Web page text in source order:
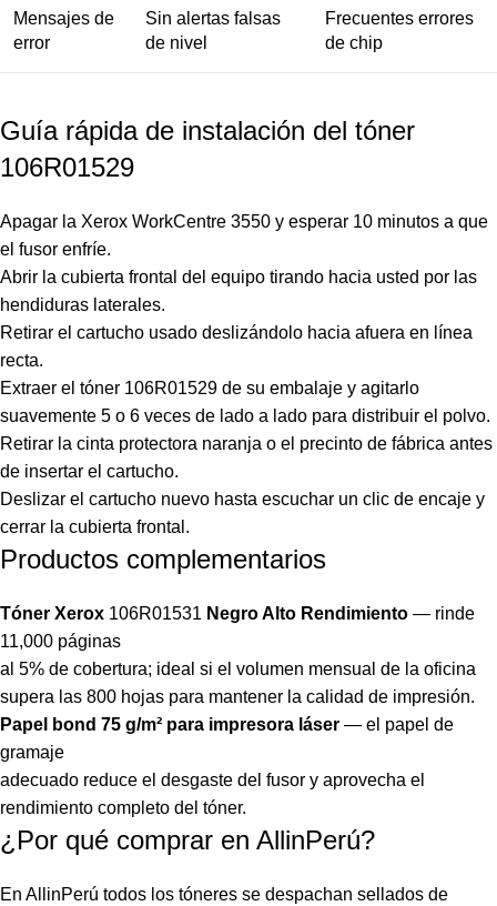
Mensajes de
error
Sin alertas falsas
de nivel
Frecuentes errores
de chip
Guía rápida de instalación del tóner
106R01529
Apagar la Xerox WorkCentre 3550 y esperar 10 minutos a que
el fusor enfríe.
Abrir la cubierta frontal del equipo tirando hacia usted por las
hendiduras laterales.
Retirar el cartucho usado deslizándolo hacia afuera en línea
recta.
Extraer el tóner 106R01529 de su embalaje y agitarlo
suavemente 5 o 6 veces de lado a lado para distribuir el polvo.
Retirar la cinta protectora naranja o el precinto de fábrica antes
de insertar el cartucho.
Deslizar el cartucho nuevo hasta escuchar un clic de encaje y
cerrar la cubierta frontal.
Productos complementarios
Tóner Xerox 106R01531 Negro Alto Rendimiento — rinde
11,000 páginas
al 5% de cobertura; ideal si el volumen mensual de la oficina
supera las 800 hojas para mantener la calidad de impresión.
Papel bond 75 g/m² para impresora láser — el papel de
gramaje
adecuado reduce el desgaste del fusor y aprovecha el
rendimiento completo del tóner.
¿Por qué comprar en AllinPerú?
En AllinPerú todos los tóneres se despachan sellados de